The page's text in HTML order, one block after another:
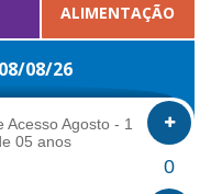
ALIMENTAÇÃO
08/26
Acesso Agosto - 1
05 anos
0